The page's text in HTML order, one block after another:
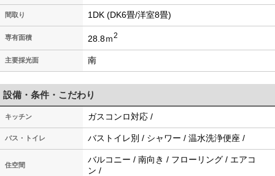
間取り 1DK (DK6畳/洋室8畳)
専有面積 28.8ｍ2
主要採光面 南
設備・条件・こだわり
キッチン ガスコンロ対応 /
バス・トイレ バストイレ別 / シャワー / 温水洗浄便座 /
住空間
バルコニー / 南向き / フローリング / エアコ
ン /